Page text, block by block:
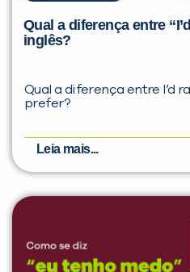
Qual a diferença entre
inglês?
Qual a diferença entre I’d
prefer?
Leia mais...